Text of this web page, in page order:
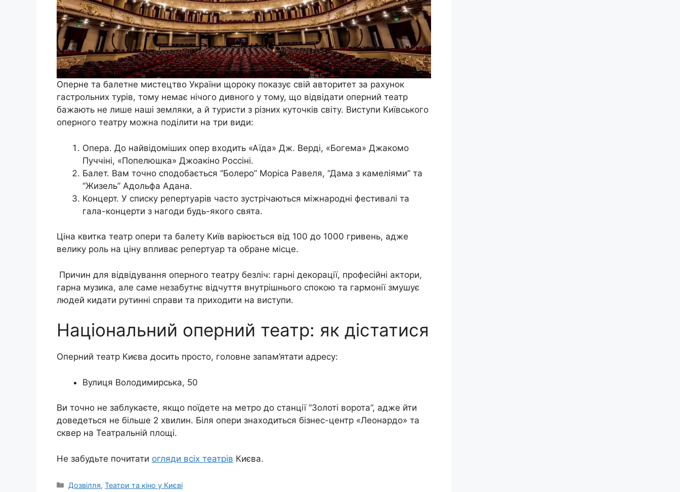
Оперне та балетне мистецтво України щороку показує свій авторитет за рахунок
гастрольних турів, тому немає нічого дивного у тому, що відвідати оперний театр
бажають не лише наші земляки, а й туристи з різних куточків світу. Виступи Київського
оперного театру можна поділити на три види:
Опера. До найвідоміших опер входить «Аїда» Дж. Верді, «Богема» Джакомо
Пуччіні, «Попелюшка» Джоакіно Россіні.
Балет. Вам точно сподобається “Болеро” Моріса Равеля, “Дама з камеліями” та
“Жизель” Адольфа Адана.
Концерт. У списку репертуарів часто зустрічаються міжнародні фестивалі та
гала-концерти з нагоди будь-якого свята.
Ціна квитка театр опери та балету Київ варіюється від 100 до 1000 гривень, адже
велику роль на ціну впливає репертуар та обране місце.
Причин для відвідування оперного театру безліч: гарні декорації, професійні актори,
гарна музика, але саме незабутнє відчуття внутрішнього спокою та гармонії змушує
людей кидати рутинні справи та приходити на виступи.
Національний оперний театр: як дістатися
Оперний театр Києва досить просто, головне запам’ятати адресу:
Вулиця Володимирська, 50
Ви точно не заблукаєте, якщо поїдете на метро до станції “Золоті ворота”, адже йти
доведеться не більше 2 хвилин. Біля опери знаходиться бізнес-центр «Леонардо» та
сквер на Театральній площі.
Не забудьте почитати огляди всіх театрів Києва.
Категорії
Дозвілля,Театри та кіно у Києві